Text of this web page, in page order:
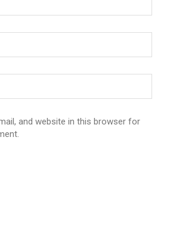
and website in this browser for